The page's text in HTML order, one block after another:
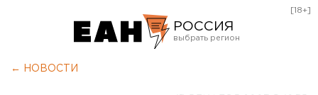
РОССИЯ
[18+]
← НОВОСТИ